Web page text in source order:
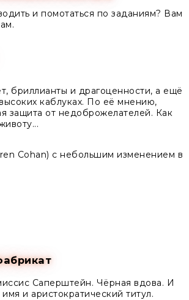
и помотаться по заданиям? Вам
бриллианты и драгоценности, а ещё
каблуках. По её мнению,
защита от недоброжелателей. Как
Cohan) с небольшим изменением в
Саперштейн. Чёрная вдова. И
и аристократический титул.